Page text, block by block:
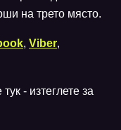
на трето място.
, Viber,
- изтеглете за